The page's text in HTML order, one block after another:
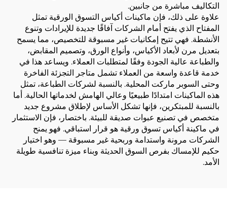
التكاليف مباشرة من جانبين.
علاوة على ذلك، فإن ماكينات أكياس التسوق الورقية تمثل
المفتاح الذي يفتح أمام الشركات آفاقًا جديدة للإيرادات وتنوع
الأنشطة. فهي تتيح إمكانيات غير مسبوقة للتخصيص، مما يسمح
بتعديل مرن لأبعاد الأكياس، وأنواع الورق، وتصميم المقابض،
والطباعة عالية الجودة وفقًا لمتطلبات العملاء. ويساعد هذا في
خدمة قاعدة واسعة من العملاء تشمل متاجر التجزئة الفاخرة
وحتى السوبر ماركت المحلية. بالنسبة لشركات الطباعة، تمثل
هذه الماكينات امتدادًا طبيعيًا وعالي الهامش لخدماتها الحالية. أما
بالنسبة للمبتكرين، فإنها تشكل الأساس لإطلاق مشروع جديد
متخصص في تصنيع عبوات صديقة للبيئة. باختصار، فإن الاستثمار
في ماكينة أكياس تسوق ورقية هو قرار استباقي. فهو يمنح
الشركات مرونة واستدامة وربحية غير مسبوقة — وهو اختيار
حكيم للإمساك بفرص السوق الحديثة وبناء ميزة تنافسية طويلة
الأمد.